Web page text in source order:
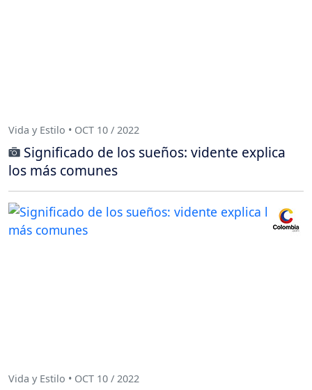
Vida y Estilo • OCT 10 / 2022
Significado de los sueños: vidente explica
los más comunes
Vida y Estilo • OCT 10 / 2022